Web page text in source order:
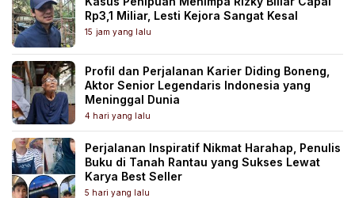
Rp3,1 Miliar, Lesti Kejora Sangat Kesal
15 jam yang lalu
Profil dan Perjalanan Karier Diding Boneng,
Aktor Senior Legendaris Indonesia yang
Meninggal Dunia
4 hari yang lalu
Perjalanan Inspiratif Nikmat Harahap, Penulis
Buku di Tanah Rantau yang Sukses Lewat
Karya Best Seller
5 hari yang lalu